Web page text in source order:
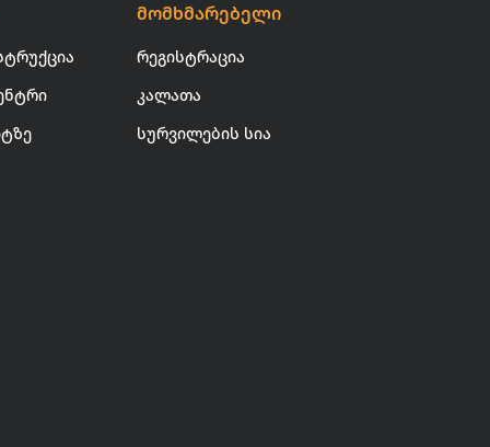
მომხმარებელი
რეგისტრაცია
კალათა
სურვილების სია